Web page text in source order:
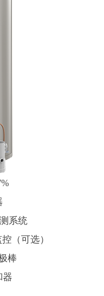
系统
（可选）
棒
器